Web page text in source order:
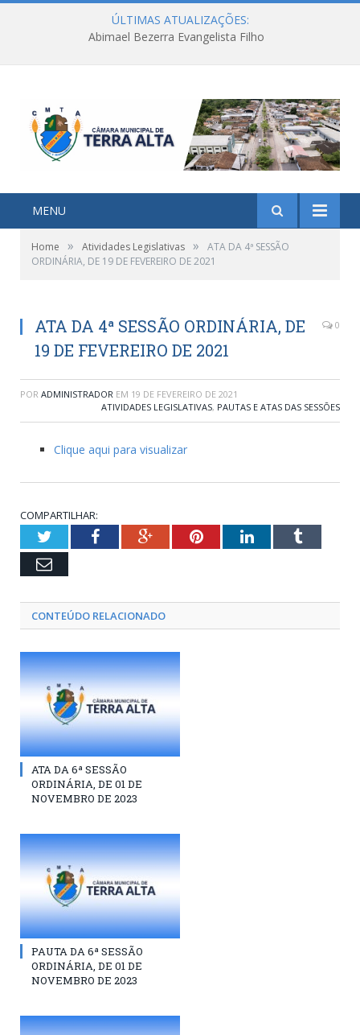
ÚLTIMAS ATUALIZAÇÕES:
Abimael Bezerra Evangelista Filho
MENU
Home » Atividades Legislativas »
ATA DA 4ª SESSÃO
ORDINÁRIA, DE 19 DE FEVEREIRO DE 2021
ATA DA 4ª SESSÃO ORDINÁRIA, DE
19 DE FEVEREIRO DE 2021
0
POR ADMINISTRADOR EM 19 DE FEVEREIRO DE 2021
ATIVIDADES LEGISLATIVAS, PAUTAS E ATAS DAS SESSÕES
Clique aqui para visualizar
COMPARTILHAR:
TwitterFacebookGoogle+PinterestLinkedInTumblr
Email
CONTEÚDO RELACIONADO
ATA DA 6ª SESSÃO
ORDINÁRIA, DE 01 DE
NOVEMBRO DE 2023
PAUTA DA 6ª SESSÃO
ORDINÁRIA, DE 01 DE
NOVEMBRO DE 2023